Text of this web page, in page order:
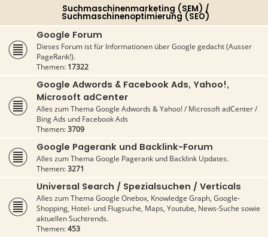
Suchmaschinenmarketing (SEM) /
Suchmaschinenoptimierung (SEO)
Google Forum
Dieses Forum ist für Informationen über Google gedacht (Ausser
PageRank!).
Themen: 17322
Google Adwords & Facebook Ads, Yahoo!,
Microsoft adCenter
Alles zum Thema Google Adwords & Yahoo! / Microsoft adCenter /
Bing Ads und Facebook Ads
Themen:3709
Google Pagerank und Backlink-Forum
Alles zum Thema Google Pagerank und Backlink Updates.
Themen:3271
Universal Search / Spezialsuchen / Verticals
Alles zum Thema Google Onebox, Knowledge Graph, Google-
Shopping, Hotel- und Flugsuche, Maps, Youtube, News-Suche sowie
aktuellen Suchtrends.
Themen:453